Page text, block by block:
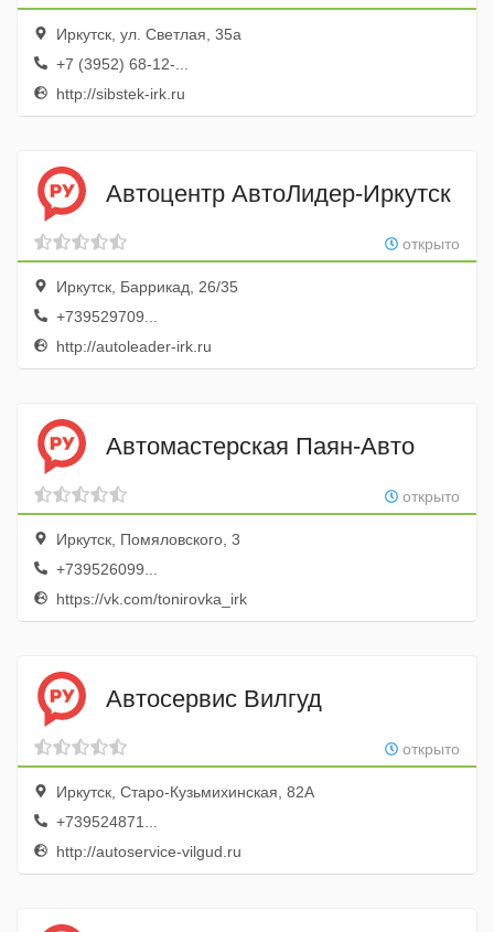
Иркутск, ул. Светлая, 35а
+7 (3952) 68-12-...
http://sibstek-irk.ru
Автоцентр АвтоЛидер-Иркутск
открыто
Иркутск, Баррикад, 26/35
+739529709...
http://autoleader-irk.ru
Автомастерская Паян-Авто
открыто
Иркутск, Помяловского, 3
+739526099...
https://vk.com/tonirovka_irk
Автосервис Вилгуд
открыто
Иркутск, Старо-Кузьмихинская, 82А
+739524871...
http://autoservice-vilgud.ru